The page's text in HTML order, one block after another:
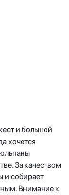
и большой
хочется
За качеством
и собирает
Внимание к